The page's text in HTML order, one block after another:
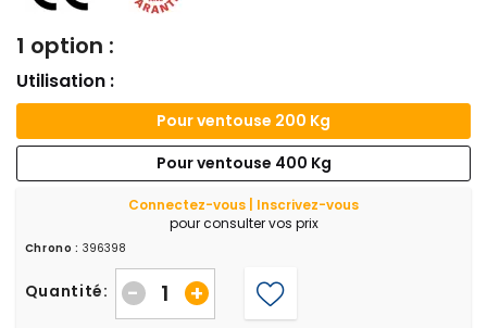
1 option :
Utilisation :
Pour ventouse 200 Kg
Pour ventouse 400 Kg
Connectez-vous | Inscrivez-vous
pour consulter vos prix
Chrono : 396398
Quantité: +
-